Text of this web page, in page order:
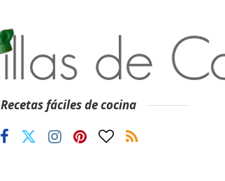
Recetas fáciles de cocina